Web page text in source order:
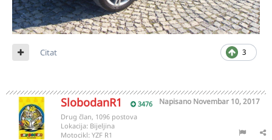
3
Citat
SlobodanR1 3476 Napisano Novembar 10, 2017
Drug član, 1096 postova
Lokacija: Bijeljina
Motocikl: YZF R1